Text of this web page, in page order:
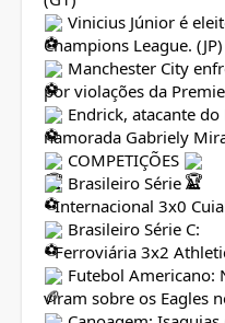
Vinicius Júnior é
Champions League. (JP)
Manchester City
por violações da
Endrick, atacante
namorada Gabriely
COMPETIÇÕES
Brasileiro Série A:
• Internacional 3x0
Brasileiro Série C:
• Ferroviária 3x2
Futebol Americano:
viram sobre os Eagles